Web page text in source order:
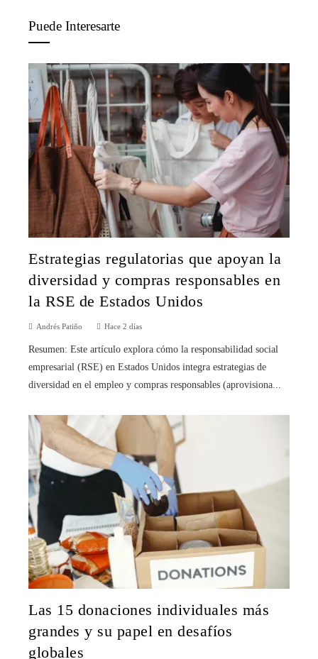
Puede Interesarte
Estrategias regulatorias que apoyan la
diversidad y compras responsables en
la RSE de Estados Unidos
Andrés Patiño Hace 2 días
Resumen: Este artículo explora cómo la responsabilidad social
empresarial (RSE) en Estados Unidos integra estrategias de
diversidad en el empleo y compras responsables (aprovisiona...
Las 15 donaciones individuales más
grandes y su papel en desafíos
globales